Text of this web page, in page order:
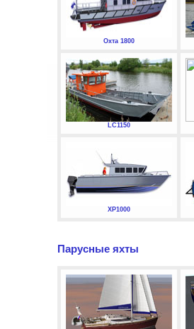
Охта 1800
LC1150
XP1000
Парусные яхты